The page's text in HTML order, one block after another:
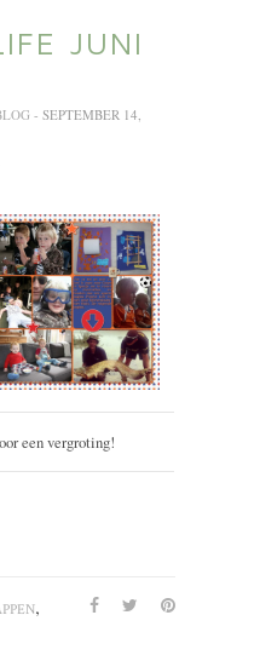
JUNI
- SEPTEMBER 14,
een vergroting!
,